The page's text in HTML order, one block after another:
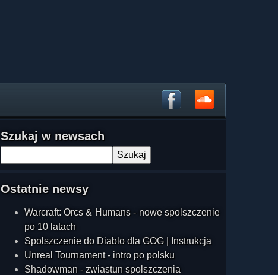
Szukaj w newsach
Ostatnie newsy
Warcraft: Orcs & Humans - nowe spolszczenie
po 10 latach
Spolszczenie do Diablo dla GOG | Instrukcja
Unreal Tournament - intro po polsku
Shadowman - zwiastun spolszczenia